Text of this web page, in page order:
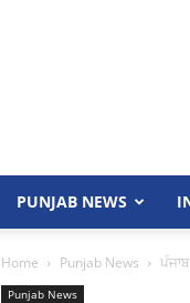
PUNJAB NEWS
Home Punjab News
Punjab News